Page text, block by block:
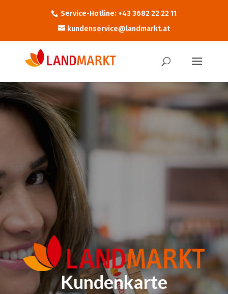
Service-Hotline: +43 3682 22 22 11
kundenservice@landmarkt.at
Kundenkarte